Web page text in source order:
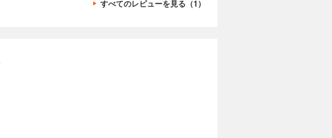
すべてのレビューを見る（1）